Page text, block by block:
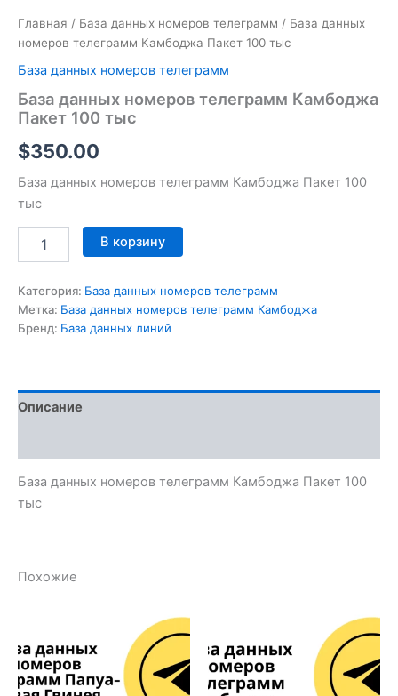
Главная / База данных номеров телеграмм / База данных
номеров телеграмм Камбоджа Пакет 100 тыс
База данных номеров телеграмм
База данных номеров телеграмм Камбоджа
Пакет 100 тыс
$350.00
База данных номеров телеграмм Камбоджа Пакет 100
тыс
В корзину
Категория: База данных номеров телеграмм
Метка: База данных номеров телеграмм Камбоджа
Бренд: База данных линий
Описание
База данных номеров телеграмм Камбоджа Пакет 100
тыс
Похожие